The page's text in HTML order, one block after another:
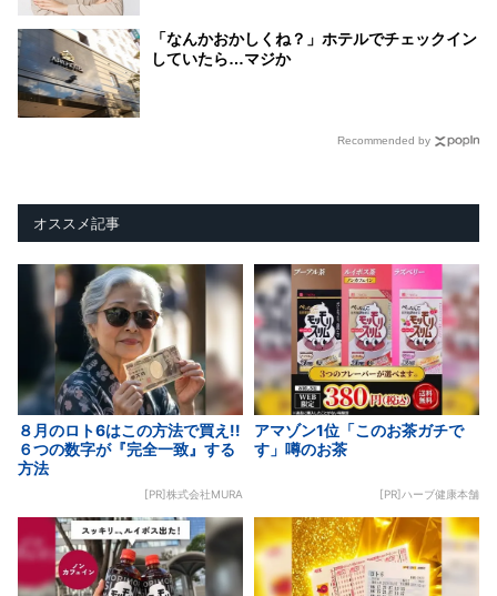
「なんかおかしくね？」ホテルでチェックイン
していたら…マジか
Recommended by
オススメ記事
８月のロト6はこの方法で買え!!
６つの数字が『完全一致』する
方法
[PR]株式会社MURA
アマゾン1位「このお茶ガチで
す」噂のお茶
[PR]ハーブ健康本舗